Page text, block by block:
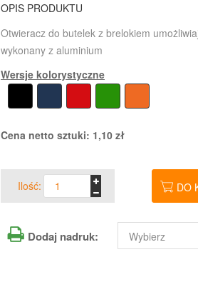
OPIS PRODUKTU
Otwieracz do butelek z brelokiem
wykonany z aluminium
Wersje kolorystyczne
Cena netto sztuki: 1,10 zł
Ilość: DO
Dodaj nadruk: